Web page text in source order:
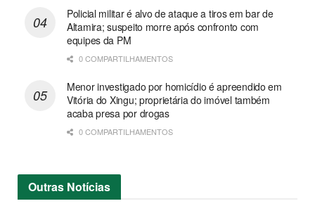
Policial militar é alvo de ataque a tiros em bar de
Altamira; suspeito morre após confronto com
equipes da PM
0 COMPARTILHAMENTOS
Menor investigado por homicídio é apreendido em
Vitória do Xingu; proprietária do imóvel também
acaba presa por drogas
0 COMPARTILHAMENTOS
Outras Notícias